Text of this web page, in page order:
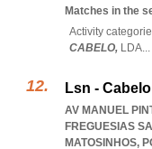
Matches in the
Activity
CABELO, LDA...
Lsn -
AV MANUEL
FREGUESIAS
MATOSINHOS,